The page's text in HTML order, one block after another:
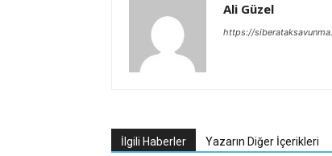
Ali Güzel
https://
İlgili Haberler Yazarın Diğer İçerikleri